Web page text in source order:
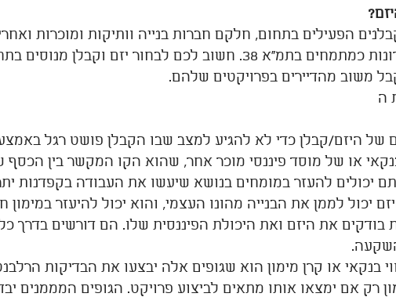
הפעילים בתחום, חלקם חברות בנייה וותיקות ומוכרות
שקמו בשנים האחרונות כמתמחים בתמ"א 38. חשוב לכם לבחור יזם וקבלן
משוב מהדיירים בפרויקטים שלהם.
ה
של היזם/קבלן כדי לא להגיע למצב שבו הקבלן פושט רגל
או של מוסד פיננסי מוכר אחר, שהוא הקו המקשר בין הכסף
יכולים להעזר במומחים בנושא שיעשו את העבודה בקפדנות
יכול לממן את הבנייה מהונו העצמי, והוא יכול להיעזר במימון
בודקים את היזם ואת היכולת הפיננסית שלו. הם דורשים בדרך
בנקאי או קרן מימון הוא שגופים אלה יבצעו את הבדיקות
רק אם ימצאו אותו מתאים לביצוע פרויקט. הגופים המממנים